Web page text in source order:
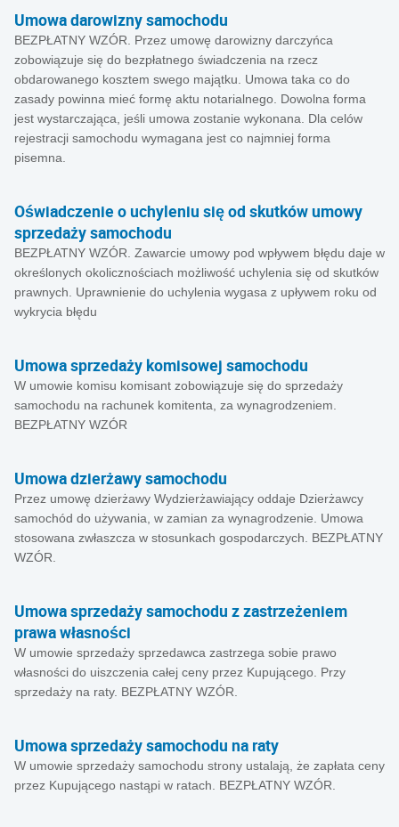
Umowa darowizny samochodu
BEZPŁATNY WZÓR. Przez umowę darowizny darczyńca
zobowiązuje się do bezpłatnego świadczenia na rzecz
obdarowanego kosztem swego majątku. Umowa taka co do
zasady powinna mieć formę aktu notarialnego. Dowolna forma
jest wystarczająca, jeśli umowa zostanie wykonana. Dla celów
rejestracji samochodu wymagana jest co najmniej forma
pisemna.
Oświadczenie o uchyleniu się od skutków umowy
sprzedaży samochodu
BEZPŁATNY WZÓR. Zawarcie umowy pod wpływem błędu daje w
określonych okolicznościach możliwość uchylenia się od skutków
prawnych. Uprawnienie do uchylenia wygasa z upływem roku od
wykrycia błędu
Umowa sprzedaży komisowej samochodu
W umowie komisu komisant zobowiązuje się do sprzedaży
samochodu na rachunek komitenta, za wynagrodzeniem.
BEZPŁATNY WZÓR
Umowa dzierżawy samochodu
Przez umowę dzierżawy Wydzierżawiający oddaje Dzierżawcy
samochód do używania, w zamian za wynagrodzenie. Umowa
stosowana zwłaszcza w stosunkach gospodarczych. BEZPŁATNY
WZÓR.
Umowa sprzedaży samochodu z zastrzeżeniem
prawa własności
W umowie sprzedaży sprzedawca zastrzega sobie prawo
własności do uiszczenia całej ceny przez Kupującego. Przy
sprzedaży na raty. BEZPŁATNY WZÓR.
Umowa sprzedaży samochodu na raty
W umowie sprzedaży samochodu strony ustalają, że zapłata ceny
przez Kupującego nastąpi w ratach. BEZPŁATNY WZÓR.